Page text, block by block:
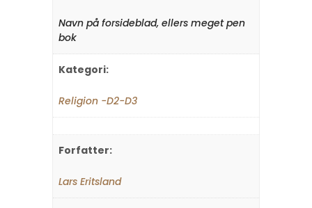
Navn på forsideblad, ellers meget pen
bok
Kategori:
Religion -D2-D3
Forfatter:
Lars Eritsland